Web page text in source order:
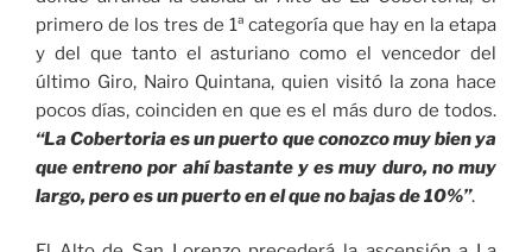
primero de los tres de 1ª categoría que hay en la etapa
y del que tanto el asturiano como el vencedor del
último Giro, Nairo Quintana, quien visitó la zona hace
pocos días, coinciden en que es el más duro de todos.
“La Cobertoria es un puerto que conozco muy bien ya
que entreno por ahí bastante y es muy duro, no muy
largo, pero es un puerto en el que no bajas de 10%”.